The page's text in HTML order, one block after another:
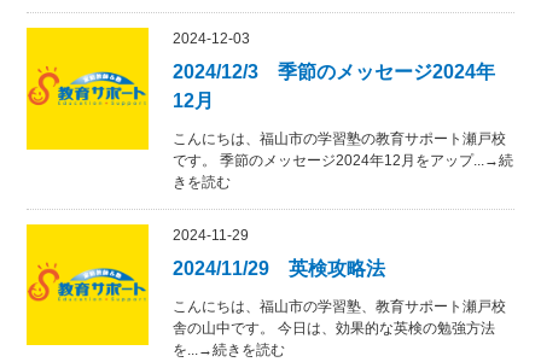
2024-12-03
2024/12/3 季節のメッセージ2024年
12月
こんにちは、福山市の学習塾の教育サポート瀬戸校
です。 季節のメッセージ2024年12月をアップ...→続
きを読む
2024-11-29
2024/11/29 英検攻略法
こんにちは、福山市の学習塾、教育サポート瀬戸校
舎の山中です。 今日は、効果的な英検の勉強方法
を...→続きを読む